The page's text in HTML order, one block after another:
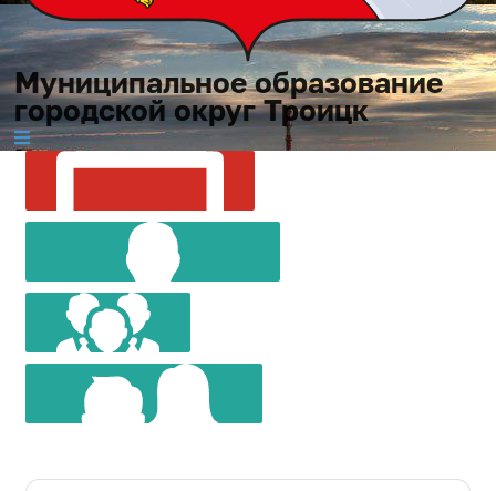
Муниципальное образование
городской округ Троицк
МУНИЦИПАЛЬНОЕ